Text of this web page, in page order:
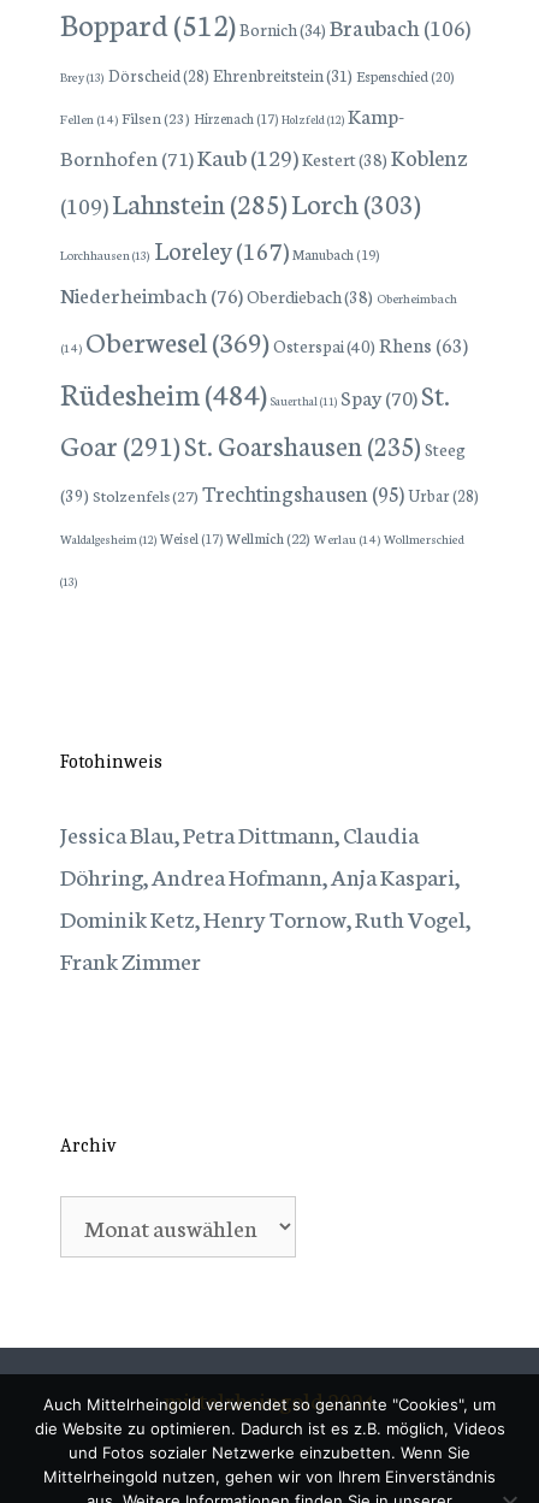
Boppard (512)Bornich(34) Braubach (106)
Brey(13) Dörscheid(28) Ehrenbreitstein(31) Espenschied (20)
Fellen (14) Filsen(23) Hirzenach (17) Holzfeld (12) Kamp-
Bornhofen (71)Kaub(129)Kestert(38) Koblenz
(109)Lahnstein(285)Lorch(303)
Lorchhausen (13) Loreley(167)Manubach (19)
Niederheimbach (76)Oberdiebach(38) Oberheimbach
(14) Oberwesel(369)Osterspai(40) Rhens (63)
Rüdesheim(484) Sauerthal (11) Spay(70)St.
Goar(291)St. Goarshausen (235) Steeg
(39) Stolzenfels(27) Trechtingshausen (95)Urbar(28)
Waldalgesheim (12) Weisel (17)Wellmich (22) Werlau (14) Wollmerschied
(13)
Fotohinweis
Jessica Blau, Petra Dittmann, Claudia
Döhring, Andrea Hofmann, Anja Kaspari,
Dominik Ketz, Henry Tornow, Ruth Vogel,
Frank Zimmer
Archiv
Archiv
mittelrheingold 2024
Auch Mittelrheingold verwendet so genannte "Cookies", um
die Website zu optimieren. Dadurch ist es z.B. möglich, Videos
und Fotos sozialer Netzwerke einzubetten. Wenn Sie
Mittelrheingold nutzen, gehen wir von Ihrem Einverständnis